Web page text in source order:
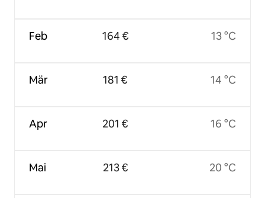
Feb
Mär
Apr
Mai
164 €
181 €
201 €
213 €
13 °C
14 °C
16 °C
20 °C